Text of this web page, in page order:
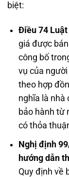
biệt:
Điều 74
giá được
công bố
vụ của
theo hợp
nghĩa là nhà
bảo hành từ
có thỏa
Nghị định
hướng dẫn
Quy định về